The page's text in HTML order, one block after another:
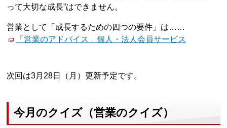
って大切な成長”はできません。
営業として「成長するための四つの要件」は……
「営業のアドバイス」個人・法人会員サービス
次回は3月28日（月）更新予定です。
今月のクイズ（営業のクイズ）